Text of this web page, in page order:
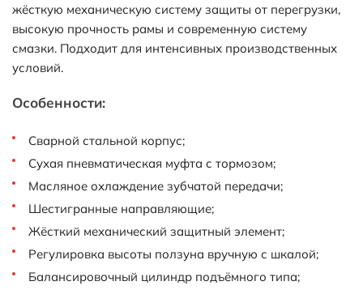
жёсткую механическую систему защиты от перегрузки,
высокую прочность рамы и современную систему
смазки. Подходит для интенсивных производственных
условий.
Особенности:
Сварной стальной корпус;
Сухая пневматическая муфта с тормозом;
Масляное охлаждение зубчатой передачи;
Шестигранные направляющие;
Жёсткий механический защитный элемент;
Регулировка высоты ползуна вручную с шкалой;
Балансировочный цилиндр подъёмного типа;